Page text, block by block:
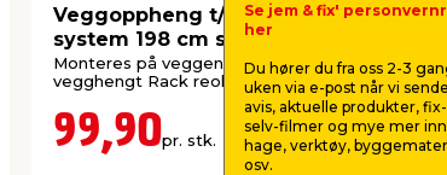
Veggoppheng t/Rack
system 198 cm svart
Monteres på veggen for å lage
vegghengt Rack reol.
99,90pr. stk.
Til
av
Se jem & fix'
her
Du hører du fra oss 2-3
uken via e-post når vi
avis, aktuelle produkter,
selv-filmer og mye mer
hage, verktøy,
osv.